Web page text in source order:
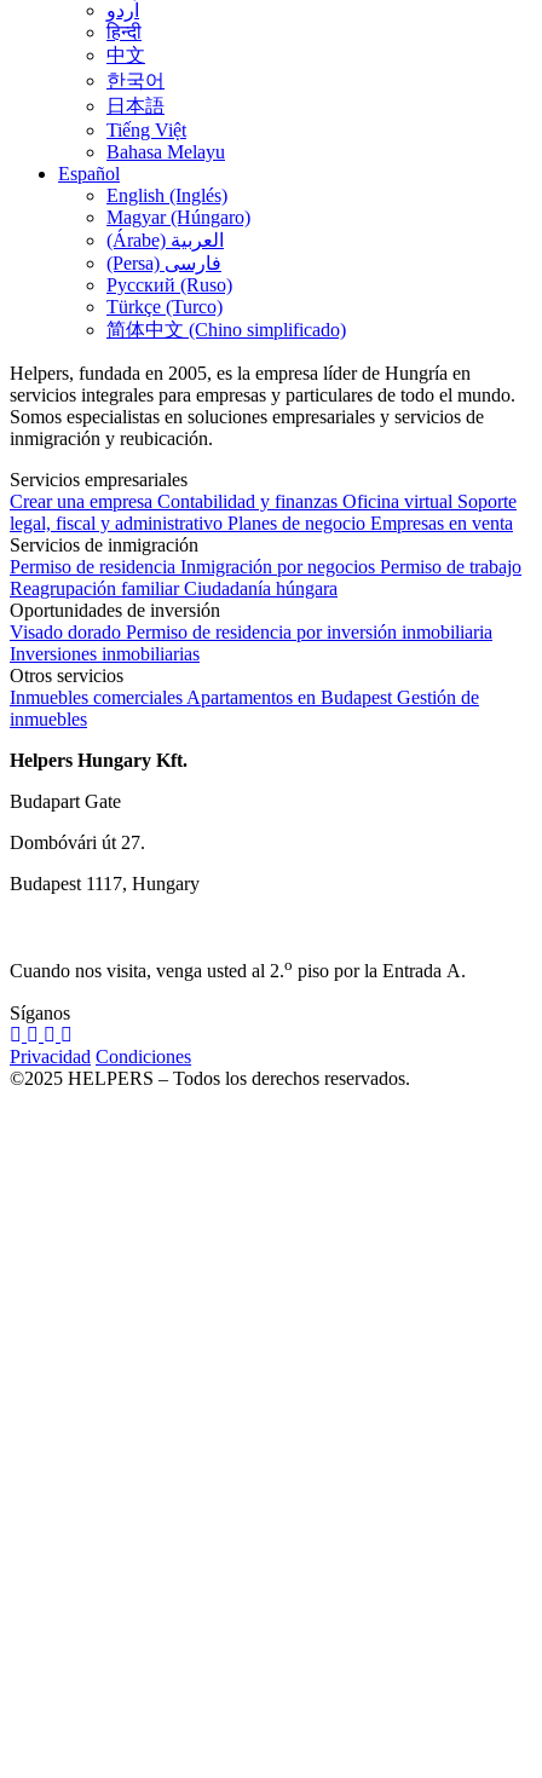
اُردو
हिन्दी
中文
한국어
日本語
Tiếng Việt
Bahasa Melayu
Español
English (Inglés)
Magyar (Húngaro)
(Árabe) العربية
(Persa) فارسی
Русский (Ruso)
Türkçe (Turco)
简体中文 (Chino simplificado)
Helpers, fundada en 2005, es la empresa líder de Hungría en
servicios integrales para empresas y particulares de todo el mundo.
Somos especialistas en soluciones empresariales y servicios de
inmigración y reubicación.
Servicios empresariales
Crear una empresa Contabilidad y finanzas Oficina virtual Soporte
legal, fiscal y administrativo Planes de negocio Empresas en venta
Servicios de inmigración
Permiso de residencia Inmigración por negocios Permiso de trabajo
Reagrupación familiar Ciudadanía húngara
Oportunidades de inversión
Visado dorado Permiso de residencia por inversión inmobiliaria
Inversiones inmobiliarias
Otros servicios
Inmuebles comerciales Apartamentos en Budapest Gestión de
inmuebles
Helpers Hungary Kft.
Budapart Gate
Dombóvári út 27.
Budapest 1117, Hungary
Cuando nos visita, venga usted al 2.o piso por la Entrada A.
Síganos
Privacidad Condiciones
©2025 HELPERS – Todos los derechos reservados.